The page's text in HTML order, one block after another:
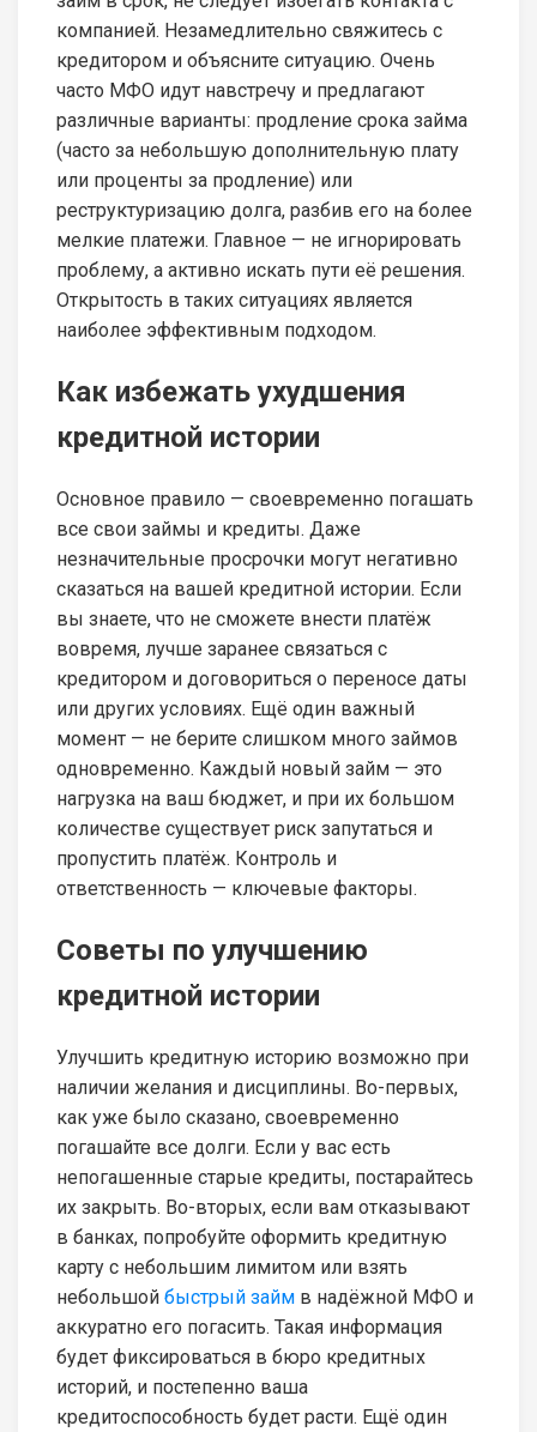
компанией. Незамедлительно свяжитесь с
кредитором и объясните ситуацию. Очень
часто МФО идут навстречу и предлагают
различные варианты: продление срока займа
(часто за небольшую дополнительную плату
или проценты за продление) или
реструктуризацию долга, разбив его на более
мелкие платежи. Главное — не игнорировать
проблему, а активно искать пути её решения.
Открытость в таких ситуациях является
наиболее эффективным подходом.
Как избежать ухудшения
кредитной истории
Основное правило — своевременно погашать
все свои займы и кредиты. Даже
незначительные просрочки могут негативно
сказаться на вашей кредитной истории. Если
вы знаете, что не сможете внести платёж
вовремя, лучше заранее связаться с
кредитором и договориться о переносе даты
или других условиях. Ещё один важный
момент — не берите слишком много займов
одновременно. Каждый новый займ — это
нагрузка на ваш бюджет, и при их большом
количестве существует риск запутаться и
пропустить платёж. Контроль и
ответственность — ключевые факторы.
Советы по улучшению
кредитной истории
Улучшить кредитную историю возможно при
наличии желания и дисциплины. Во-первых,
как уже было сказано, своевременно
погашайте все долги. Если у вас есть
непогашенные старые кредиты, постарайтесь
их закрыть. Во-вторых, если вам отказывают
в банках, попробуйте оформить кредитную
карту с небольшим лимитом или взять
небольшой быстрый займ в надёжной МФО и
аккуратно его погасить. Такая информация
будет фиксироваться в бюро кредитных
историй, и постепенно ваша
кредитоспособность будет расти. Ещё один